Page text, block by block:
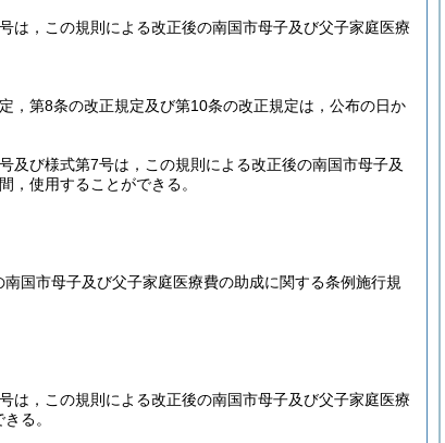
は，この規則による改正後の南国市母子及び父子家庭医療
，第8条の改正規定及び第10条の改正規定は，公布の日か
及び様式第7号は，この規則による改正後の南国市母子及
，使用することができる。
国市母子及び父子家庭医療費の助成に関する条例施行規
は，この規則による改正後の南国市母子及び父子家庭医療
る。